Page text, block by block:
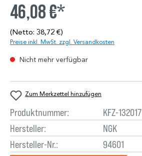
46,08 €*
(Netto: 38,72 €)
Preise inkl. MwSt. zzgl. Versandkosten
Nicht mehr verfügbar
Zum Merkzettel hinzufügen
Produktnummer:
KFZ-132017
Hersteller:
NGK
Hersteller-Nr.:
94601